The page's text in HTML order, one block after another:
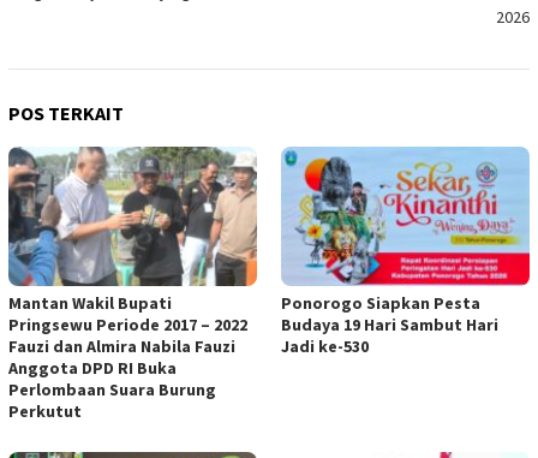
2026
POS TERKAIT
Mantan Wakil Bupati
Pringsewu Periode 2017 – 2022
Fauzi dan Almira Nabila Fauzi
Anggota DPD RI Buka
Perlombaan Suara Burung
Perkutut
Ponorogo Siapkan Pesta
Budaya 19 Hari Sambut Hari
Jadi ke-530